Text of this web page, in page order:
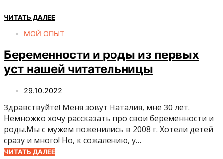
ЧИТАТЬ ДАЛЕЕ
МОЙ ОПЫТ
Беременности и роды из первых
уст нашей читательницы
29.10.2022
Здравствуйте! Меня зовут Наталия, мне 30 лет.
Немножко хочу рассказать про свои беременности и
роды.Мы с мужем поженились в 2008 г. Хотели детей
сразу и много! Но, к сожалению, у…
ЧИТАТЬ ДАЛЕЕ